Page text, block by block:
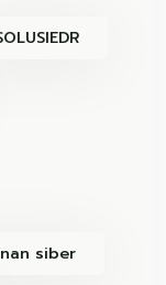
siber